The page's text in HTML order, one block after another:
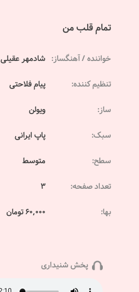
تمام قلب من
خواننده / آهنگساز: شادمهر عقیلی
تنظیم کننده: پیام فلاحتی
ساز: ویولن
سبک: پاپ ایرانی
سطح: متوسط
تعداد صفحه: 3
بها: 60,000 تومان
پخش شنیداری